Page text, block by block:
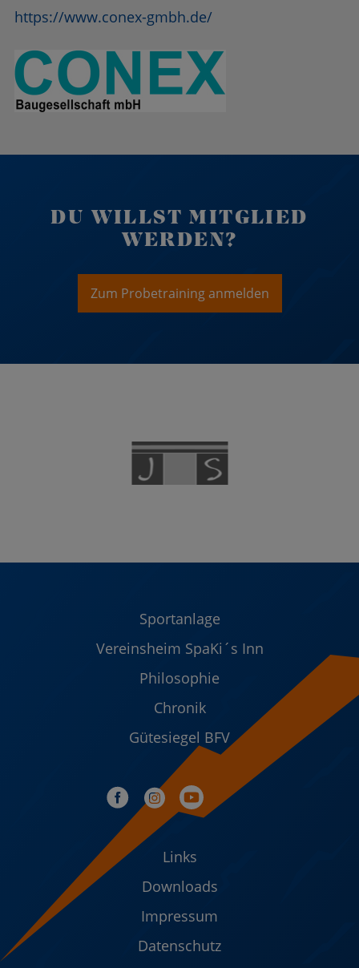
https://www.conex-gmbh.de/
DU WILLST MITGLIED
WERDEN?
Zum Probetraining anmelden
Sportanlage
Vereinsheim SpaKi´s Inn
Philosophie
Chronik
Gütesiegel BFV
Links
Downloads
Impressum
Datenschutz